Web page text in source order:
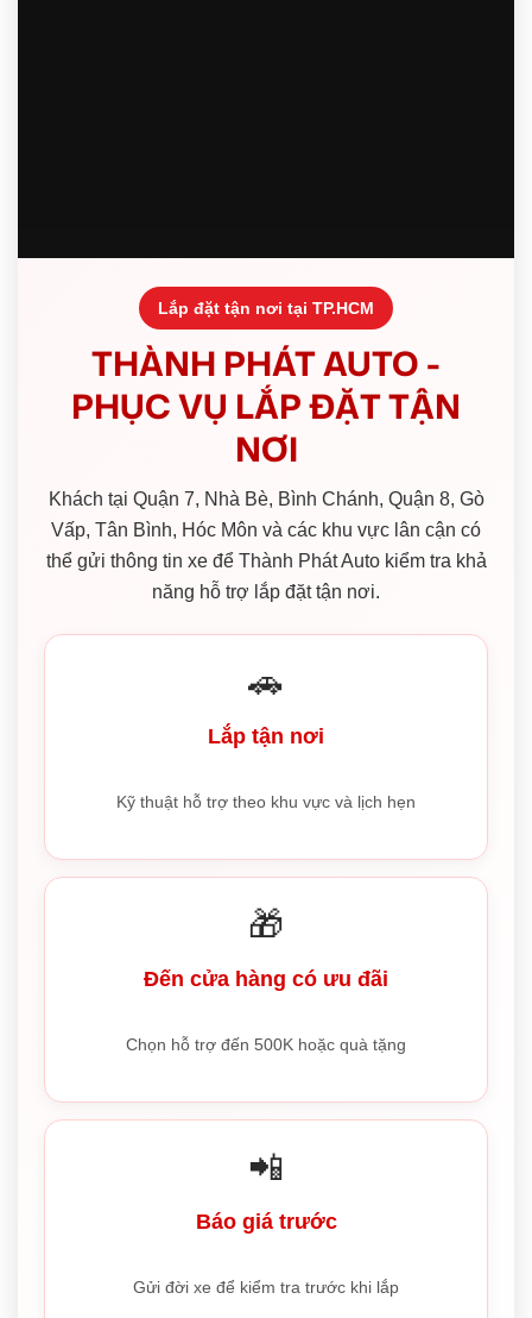
Lắp đặt tận nơi tại TP.HCM
THÀNH PHÁT AUTO -
PHỤC VỤ LẮP ĐẶT TẬN
NƠI
Khách tại Quận 7, Nhà Bè, Bình Chánh, Quận 8, Gò
Vấp, Tân Bình, Hóc Môn và các khu vực lân cận có
thể gửi thông tin xe để Thành Phát Auto kiểm tra khả
năng hỗ trợ lắp đặt tận nơi.
🚗
Lắp tận nơi
Kỹ thuật hỗ trợ theo khu vực và lịch hẹn
🎁
Đến cửa hàng có ưu đãi
Chọn hỗ trợ đến 500K hoặc quà tặng
📲
Báo giá trước
Gửi đời xe để kiểm tra trước khi lắp